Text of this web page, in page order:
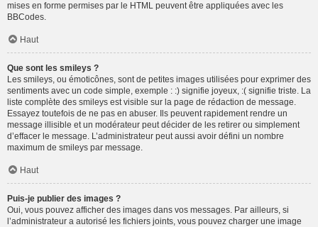
mises en forme permises par le HTML peuvent être appliquées avec les
BBCodes.
Haut
Que sont les smileys ?
Les smileys, ou émoticônes, sont de petites images utilisées pour exprimer des
sentiments avec un code simple, exemple : :) signifie joyeux, :( signifie triste. La
liste complète des smileys est visible sur la page de rédaction de message.
Essayez toutefois de ne pas en abuser. Ils peuvent rapidement rendre un
message illisible et un modérateur peut décider de les retirer ou simplement
d’effacer le message. L’administrateur peut aussi avoir défini un nombre
maximum de smileys par message.
Haut
Puis-je publier des images ?
Oui, vous pouvez afficher des images dans vos messages. Par ailleurs, si
l’administrateur a autorisé les fichiers joints, vous pouvez charger une image